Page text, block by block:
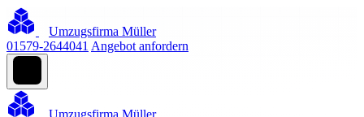
Umzugsfirma Müller
01579-2644041 Angebot anfordern
Umzugsfirma Müller